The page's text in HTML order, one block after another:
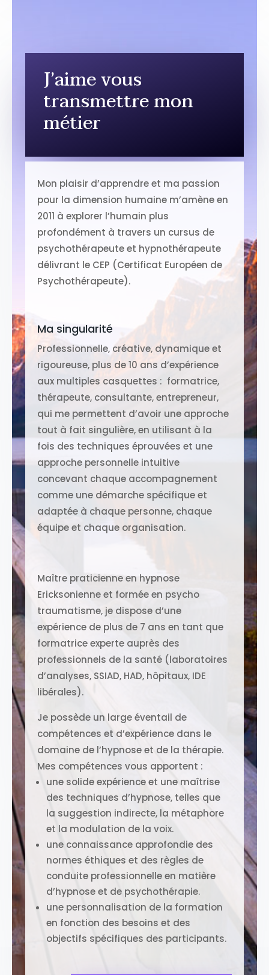
J’aime vous
transmettre mon
métier
Mon plaisir d’apprendre et ma passion
pour la dimension humaine m’amène en
2011 à explorer l’humain plus
profondément à travers un cursus de
psychothérapeute et hypnothérapeute
délivrant le CEP (Certificat Européen de
Psychothérapeute).
Ma singularité
Professionnelle, créative, dynamique et
rigoureuse, plus de 10 ans d’expérience
aux multiples casquettes : formatrice,
thérapeute, consultante, entrepreneur,
qui me permettent d’avoir une approche
tout à fait singulière, en utilisant à la
fois des techniques éprouvées et une
approche personnelle intuitive
concevant chaque accompagnement
comme une démarche spécifique et
adaptée à chaque personne, chaque
équipe et chaque organisation.
Maître praticienne en hypnose
Ericksonienne et formée en psycho
traumatisme, je dispose d’une
expérience de plus de 7 ans en tant que
formatrice experte auprès des
professionnels de la santé (laboratoires
d’analyses, SSIAD, HAD, hôpitaux, IDE
libérales).
Je possède un large éventail de
compétences et d’expérience dans le
domaine de l’hypnose et de la thérapie.
Mes compétences vous apportent :
une solide expérience et une maîtrise
des techniques d’hypnose, telles que
la suggestion indirecte, la métaphore
et la modulation de la voix.
une connaissance approfondie des
normes éthiques et des règles de
conduite professionnelle en matière
d’hypnose et de psychothérapie.
une personnalisation de la formation
en fonction des besoins et des
objectifs spécifiques des participants.